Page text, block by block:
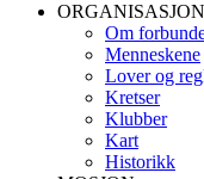
ORGANISASJON
Om
Menneskene
Lover og
Kretser
Klubber
Kart
Historikk